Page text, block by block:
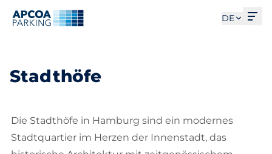
DE
Stadthöfe
Die Stadthöfe in Hamburg sind ein modernes
Stadtquartier im Herzen der Innenstadt, das